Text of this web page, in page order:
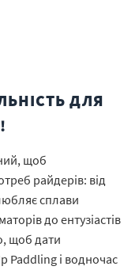
ДЛЯ
щоб
райдерів: від
сплави
до ентузіастів
щоб дати
Paddling і водночас